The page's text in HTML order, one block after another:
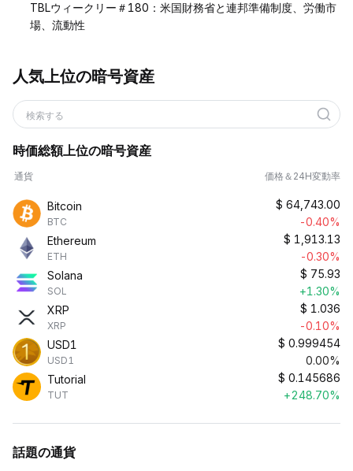
TBLウィークリー＃180：米国財務省と連邦準備制度、労働市
場、流動性
人気上位の暗号資産
検索する
時価総額上位の暗号資産
通貨 価格＆24H変動率
Bitcoin
BTC
$ 64,743.00
-0.40%
Ethereum
ETH
$ 1,913.13
-0.30%
Solana
SOL
$ 75.93
+1.30%
XRP
XRP
$ 1.036
-0.10%
USD1
USD1
$ 0.999454
0.00%
Tutorial
TUT
$ 0.145686
+248.70%
話題の通貨